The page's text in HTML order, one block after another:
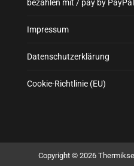
bezahlen mit / pay by PayPal
Impressum
Datenschutzerklärung
Cookie-Richtlinie (EU)
Copyright © 2026